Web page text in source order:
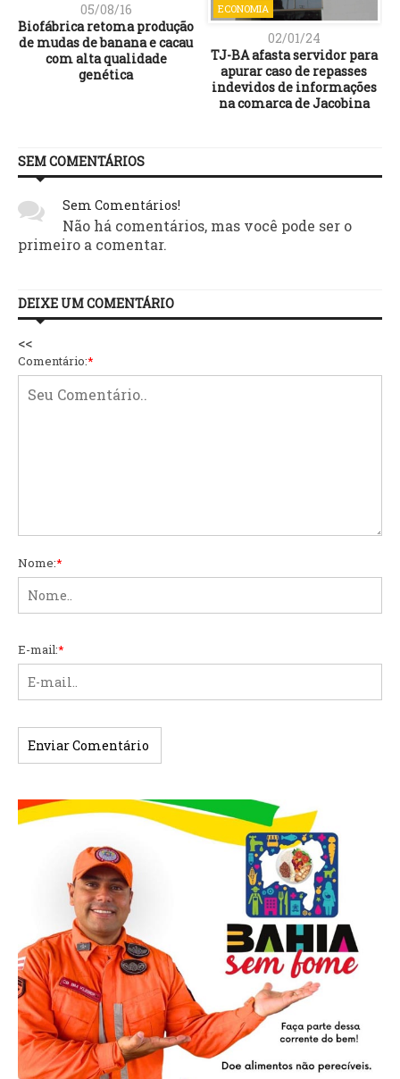
05/08/16
Biofábrica retoma produção
de mudas de banana e cacau
com alta qualidade
genética
ECONOMIA
02/01/24
TJ-BA afasta servidor para
apurar caso de repasses
indevidos de informações
na comarca de Jacobina
SEM COMENTÁRIOS
Sem Comentários!
Não há comentários, mas você pode ser o
primeiro a comentar.
DEIXE UM COMENTÁRIO
<<
Comentário:*
Nome:*
E-mail:*